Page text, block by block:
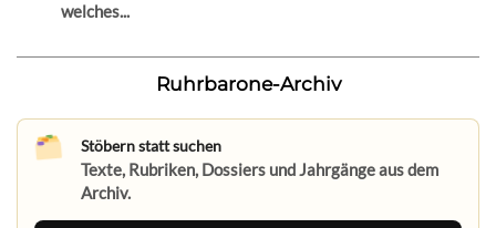
welches...
Ruhrbarone-Archiv
Stöbern statt suchen
Texte, Rubriken, Dossiers und Jahrgänge aus dem
Archiv.